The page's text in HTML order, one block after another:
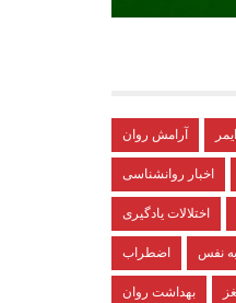
آرامش روان
اخبار روانشناسی
اختلالات یادگیری
اضطراب به نفس
بهداشت روان